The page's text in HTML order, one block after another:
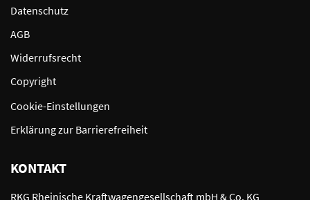
Datenschutz
AGB
Widerrufsrecht
Copyright
Cookie-Einstellungen
Erklärung zur Barrierefreiheit
KONTAKT
RKG Rheinische Kraftwagengesellschaft mbH & Co. KG